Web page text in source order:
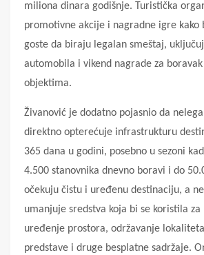
miliona dinara godišnje. Turistička
promotivne akcije i nagradne igre kako
goste da biraju legalan smeštaj,
automobila i vikend nagrade za
objektima.
Živanović je dodatno pojasnio da
direktno opterećuje infrastrukturu
365 dana u godini, posebno u sezoni
4.500 stanovnika dnevno boravi i do
očekuju čistu i uređenu destinaciju, a
umanjuje sredstva koja bi se koristila
uređenje prostora, održavanje
predstave i druge besplatne sadržaje.